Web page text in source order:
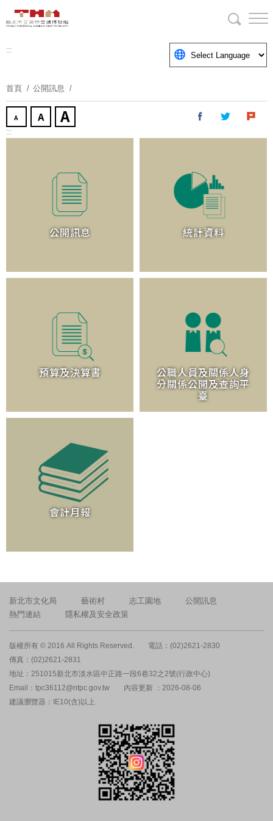
到
要
塊
:::
首頁 公開訊息
:::
公開訊息 統計資料
預算及決算書 公職人員及關係人身
分關係公開及查詢平
臺
會計月報
新北市文化局 藝術村 志工園地
公開訊息
熱門連結
隱私權及安全政策
版權所有 © 2016 All Rights Reserved.
電話：(02)2621-2830
傳真：(02)2621-2831
地址：251015新北市淡水區中正路一段6巷32之2號(行政中心)
Email：tpc36112@ntpc.gov.tw
內容更新 ：2026-08-06
建議瀏覽器：IE10(含)以上